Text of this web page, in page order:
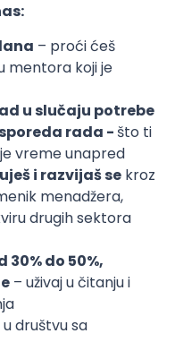
– proći ćeš
mentora koji je
u slučaju potrebe
rada - što ti
vreme unapred
i razvijaš se kroz
menadžera,
drugih sektora
30% do 50%,
– uživaj u čitanju i
društvu sa